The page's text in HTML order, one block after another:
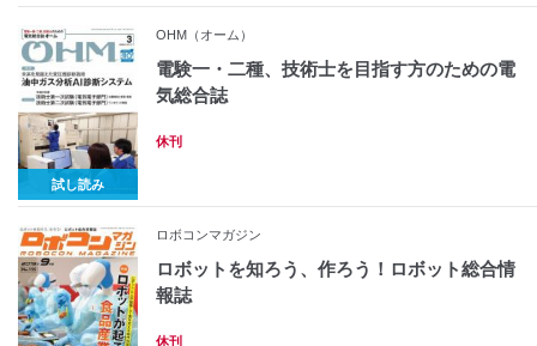
試し読み
OHM（オーム）
電験一・二種、技術士を目指す方のための電
気総合誌
休刊
ロボコンマガジン
ロボットを知ろう、作ろう！ロボット総合情
報誌
休刊